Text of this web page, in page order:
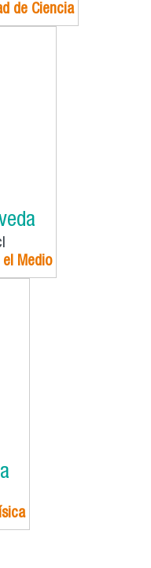
de Ciencia
Medio